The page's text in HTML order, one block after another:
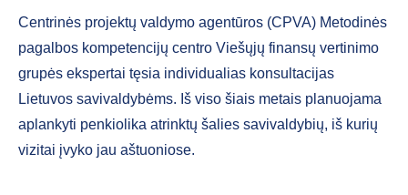
Centrinės projektų valdymo agentūros (CPVA) Metodinės
pagalbos kompetencijų centro Viešųjų finansų vertinimo
grupės ekspertai tęsia individualias konsultacijas
Lietuvos savivaldybėms. Iš viso šiais metais planuojama
aplankyti penkiolika atrinktų šalies savivaldybių, iš kurių
vizitai įvyko jau aštuoniose.